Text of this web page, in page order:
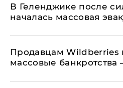
В Геленджике после
началась массовая
Продавцам Wildberries
массовые банкротства